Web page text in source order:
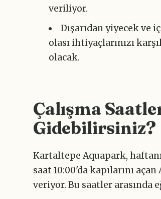
veriliyor.
Dışarıdan yiyecek
olası ihtiyaçlarınızı
olacak.
Çalışma
Gidebilirsiniz?
Kartaltepe Aquapark,
saat 10:00'da kapılarını
veriyor. Bu saatler